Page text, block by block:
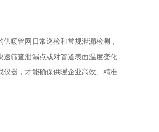
暖管网日常巡检和常规泄漏检测，
速筛查泄漏点或对管道表面温度变化
仪器 ，才能确保供暖企业高效、精准